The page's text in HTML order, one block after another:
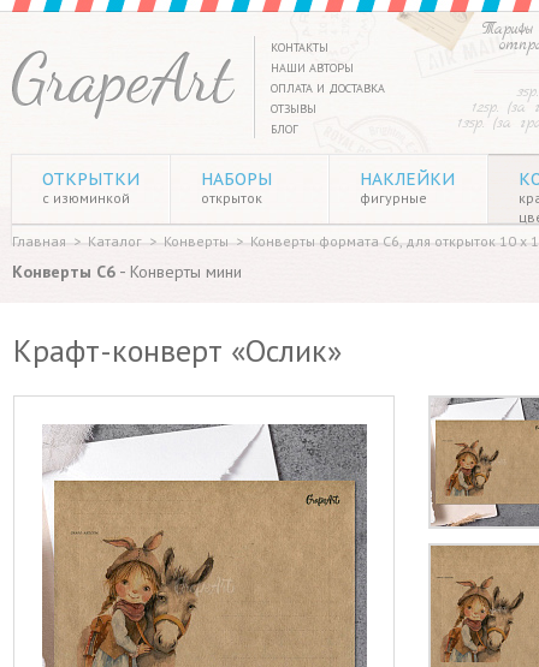
Тарифы
125р. (за
135р. (за
КОНТАКТЫ
НАШИ АВТОРЫ
ОПЛАТА И ДОСТАВКА
ОТЗЫВЫ
БЛОГ
ОТКРЫТКИ
с изюминкой
НАБОРЫ
открыток
НАКЛЕЙКИ
фигурные
Главная > Каталог > Конверты > Конверты формата C6, для открыток 10 х
Конверты C6 - Конверты мини
Крафт-конверт «Ослик»